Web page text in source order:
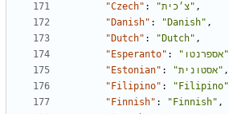
"Czech" : "צ׳כית" ,
"Danish" : "Danish" ,
"Dutch" : "Dutch" ,
"Esperanto" : "אספרנטו"
"Estonian" : "אסטונית" ,
"Filipino" : "Filipino"
"Finnish" : "Finnish" ,